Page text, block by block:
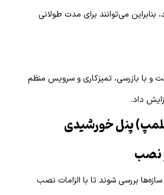
بنابراین می‌توانند برای مدت طولانی
و با بازرسی، تمیزکاری و سرویس منظم
داد.
پنل خورشیدی
نصب
بررسی شوند تا با الزامات نصب